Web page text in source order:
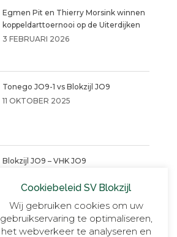
Egmen Pit en Thierry Morsink winnen
koppeldarttoernooi op de Uiterdijken
3 FEBRUARI 2026
Tonego JO9-1 vs Blokzijl JO9
11 OKTOBER 2025
Blokzijl JO9 – VHK JO9
Een warme succesvolle dag!!
Cookiebeleid SV Blokzijl
Wij gebruiken cookies om uw
gebruikservaring te optimaliseren,
het webverkeer te analyseren en